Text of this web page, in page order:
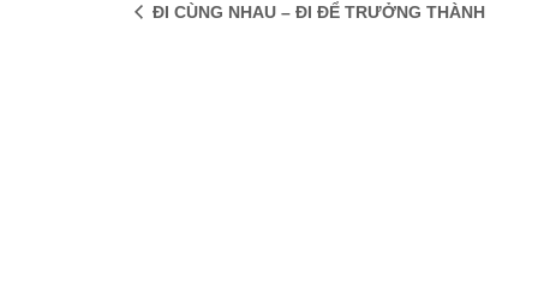
ĐI CÙNG NHAU – ĐI ĐỂ TRƯỞNG THÀNH